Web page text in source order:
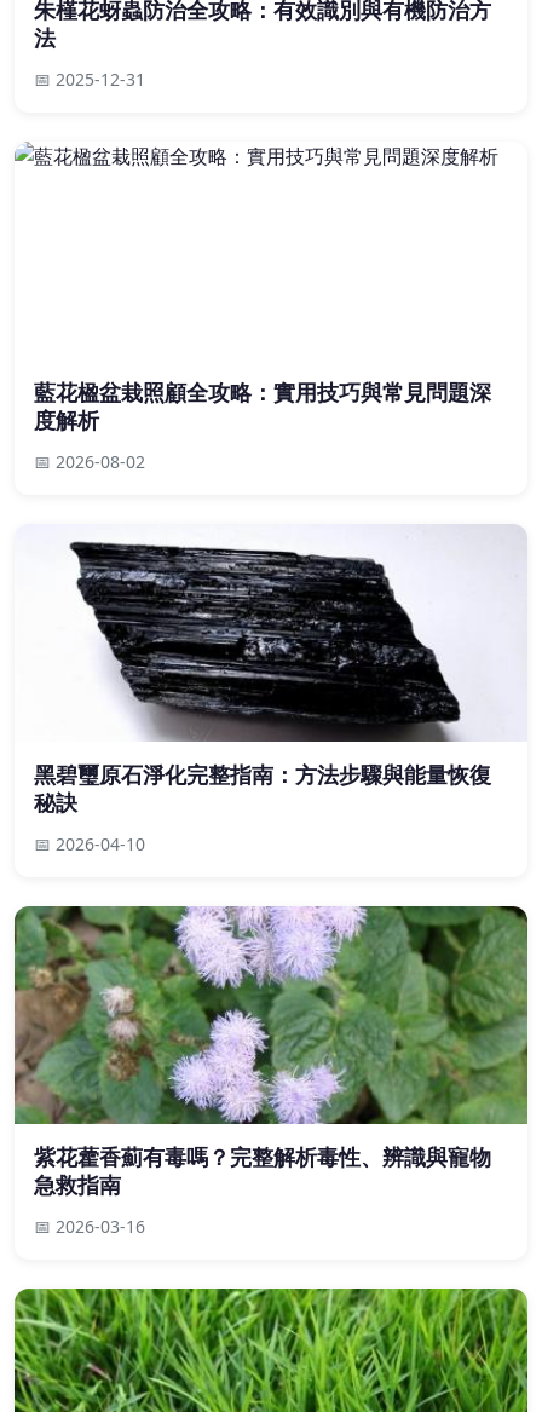
朱槿花蚜蟲防治全攻略：有效識別與有機防治方
法
📅 2025-12-31
藍花楹盆栽照顧全攻略：實用技巧與常見問題深
度解析
📅 2026-08-02
黑碧璽原石淨化完整指南：方法步驟與能量恢復
秘訣
📅 2026-04-10
紫花藿香薊有毒嗎？完整解析毒性、辨識與寵物
急救指南
📅 2026-03-16